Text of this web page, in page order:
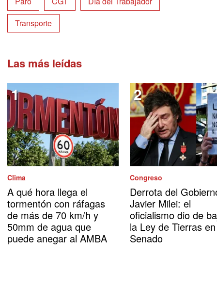
Transporte
Las más leídas
Clima
A qué hora llega el
tormentón con ráfagas
de más de 70 km/h y
50mm de agua que
puede anegar al AMBA
Congreso
Derrota del
Javier Milei: el
oficialismo dio de
la Ley de Tierras
Senado